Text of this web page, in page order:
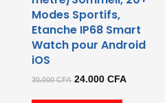
Modes Sportifs,
Etanche IP68 Smart
Watch pour Android
iOS
30.000CFA Le
24.000 CFA